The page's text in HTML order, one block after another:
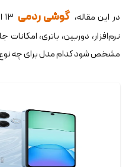
در این مقاله، گوشی ردمی
نرم‌افزار، دوربین، باتری،
مشخص شود کدام مدل برای چه نوع